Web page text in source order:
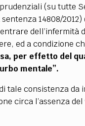
(su tutte
14808/2012)
dell’infermità
ed a condizione
per effetto del
mentale”.
tale consistenza da
circa l’assenza